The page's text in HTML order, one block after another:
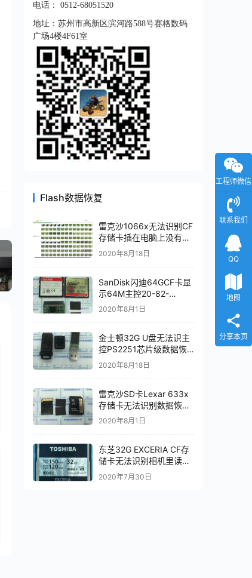
电话： 0512-68051520
地址：苏州市高新区滨河路588号赛格数码
广场4楼4F61室
Flash数据恢复
雷克沙1066x无法识别CF
存储卡插在电脑上没有反
应数据恢复成功
2020年8月18日
SanDisk闪迪64GCF卡显
示64M主控20-82-
00549芯片级数据恢复成
2020年8月1日
金士顿32G U盘无法识主
控PS2251芯片级数据恢
复成功
2020年8月18日
雷克沙SD卡Lexar 633x
存储卡无法识别数据恢复
成功
2020年8月1日
东芝32G EXCERIA CF存
储卡无法识别相机里读不
出数据电脑里显示无媒体
CF存储卡数据修复
2020年7月30日
工程师微信
联系我们
QQ
地图
分享本页